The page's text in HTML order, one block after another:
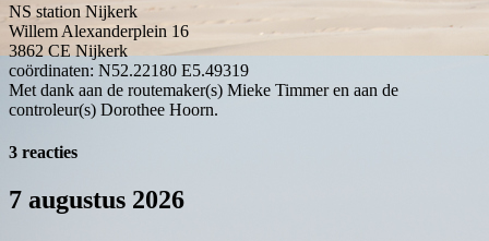
NS station Nijkerk
Willem Alexanderplein 16
3862 CE Nijkerk
coördinaten: N52.22180 E5.49319
Met dank aan de routemaker(s) Mieke Timmer en aan de
controleur(s) Dorothee Hoorn.
3 reacties
7 augustus 2026